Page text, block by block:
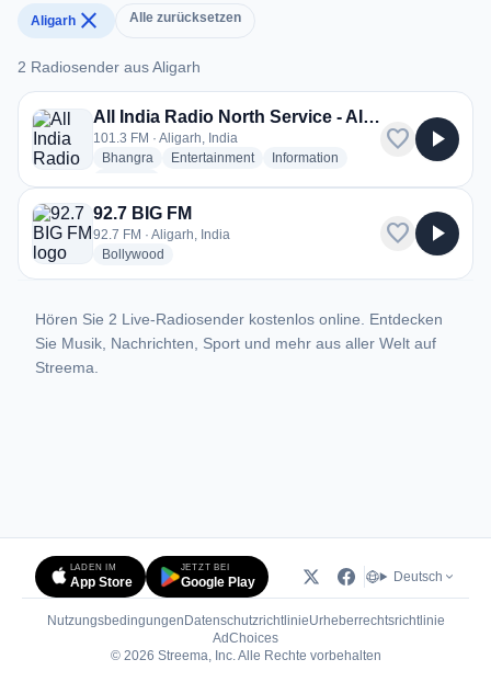
Aligarh close Alle zurücksetzen
2 Radiosender aus Aligarh
2 Radiosender aus Aligarh
All India Radio North Service - AIR Aligarh
101.3 FM · Aligarh, India
Bhangra radio stations
Entertainmentradio stations
Information
favorite play_arrow
92.7 BIG FM
92.7 FM · Aligarh, India
Bollywood
favorite play_arrow
Hören Sie 2 Live-Radiosender kostenlos online. Entdecken
Sie Musik, Nachrichten, Sport und mehr aus aller Welt auf
Streema.
LADEN IM
App Store
JETZT BEI
Google Play Deutsch
Nutzungsbedingungen DatenschutzrichtlinieUrheberrechtsrichtlinie
AdChoices(öffnet in neuem Tab)
© 2026 Streema, Inc. Alle Rechte vorbehalten